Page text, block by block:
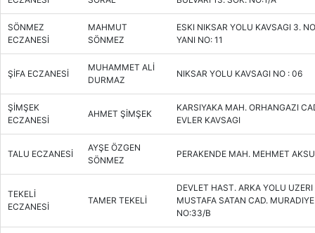
SÖNMEZ
ECZANESİ
MAHMUT
SÖNMEZ
ESKI NIKSAR YOLU KAVSAGI 3.
YANI NO: 11
ŞİFA ECZANESİ
MUHAMMET ALİ
DURMAZ
NIKSAR YOLU KAVSAGI NO : 06
ŞİMŞEK
ECZANESİ
AHMET ŞİMŞEK
KARSIYAKA MAH. ORHANGAZI
EVLER KAVSAGI
TALU ECZANESİ
AYŞE ÖZGEN
SÖNMEZ
PERAKENDE MAH. MEHMET
TEKELİ
ECZANESİ
TAMER TEKELİ
DEVLET HAST. ARKA YOLU
MUSTAFA SATAN CAD.
NO:33/B